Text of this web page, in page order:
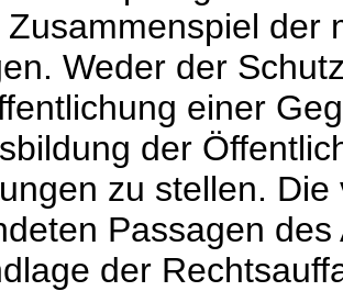
der
Weder der
einer
der
zu stellen.
Passagen
der